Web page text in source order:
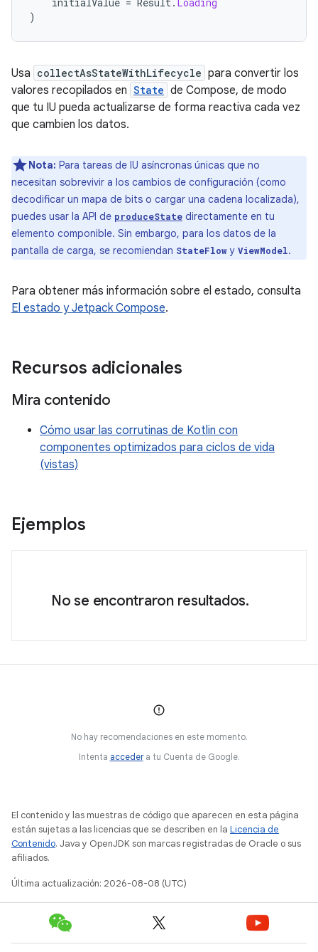
)
Usa collectAsStateWithLifecycle para convertir los
valores recopilados en State de Compose, de modo
que tu IU pueda actualizarse de forma reactiva cada vez
que cambien los datos.
Nota: Para tareas de IU asíncronas únicas que no
necesitan sobrevivir a los cambios de configuración (como
decodificar un mapa de bits o cargar una cadena localizada),
puedes usar la API de produceState directamente en tu
elemento componible. Sin embargo, para los datos de la
pantalla de carga, se recomiendan StateFlowy ViewModel.
Para obtener más información sobre el estado, consulta
El estado y Jetpack Compose.
Recursos adicionales
Mira contenido
Cómo usar las corrutinas de Kotlin con
componentes optimizados para ciclos de vida
(vistas)
Ejemplos
No se encontraron resultados.
No hay recomendaciones en este momento.
Intenta accedera tu Cuenta de Google.
El contenido y las muestras de código que aparecen en esta página
están sujetas a las licencias que se describen en la Licencia de
Contenido. Java y OpenJDK son marcas registradas de Oracle o sus
afiliados.
Última actualización: 2026-08-08 (UTC)